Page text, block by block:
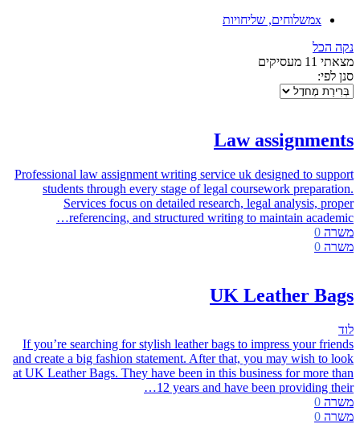
משלוחים, שליחויות
נקה הכל
מצאתי11 מעסיקים
סנן לפי:
Law assignments
Professional law assignment writing service uk designed to support
students through every stage of legal coursework preparation.
Services focus on detailed research, legal analysis, proper
referencing, and structured writing to maintain academic…
משרה0
משרה0
UK Leather Bags
לוד
If you’re searching for stylish leather bags to impress your friends
and create a big fashion statement. After that, you may wish to look
at UK Leather Bags. They have been in this business for more than
12 years and have been providing their…
משרה0
משרה0